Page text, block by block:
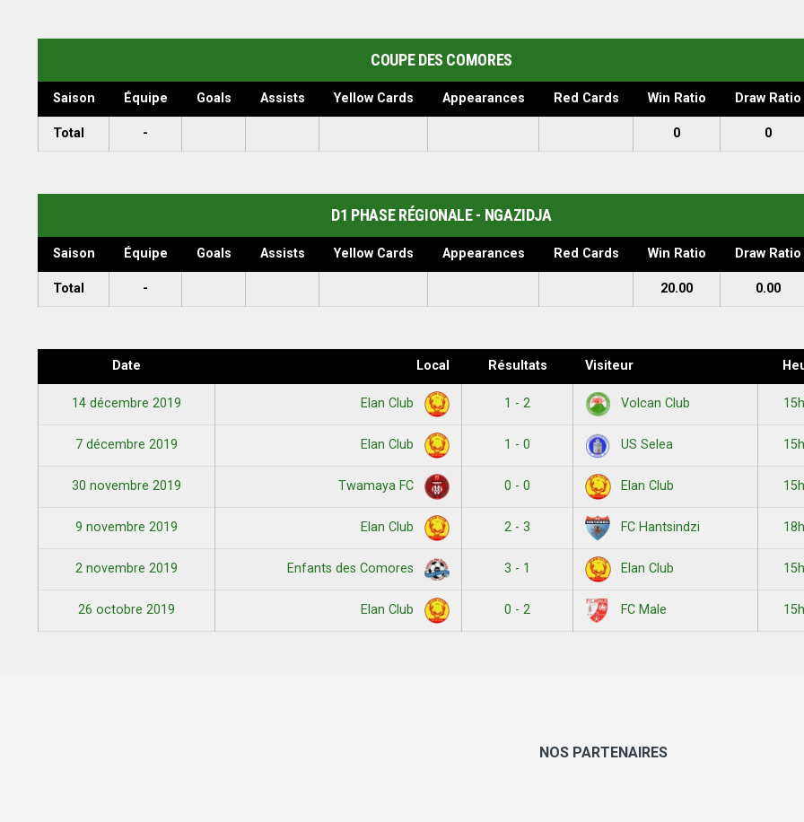
COUPE DES COMORES
Saison Équipe Goals Assists Yellow Cards Appearances Red Cards Win Ratio Draw Ratio
Total - 0 0
D1 PHASE RÉGIONALE - NGAZIDJA
Saison Équipe Goals Assists Yellow Cards Appearances Red Cards Win Ratio Draw Ratio
Total - 20.00 0.00
Date Local Résultats Visiteur
14 décembre 2019 Elan Club 1 - 2 Volcan Club
7 décembre 2019 Elan Club 1 - 0 US Selea
30 novembre 2019 Twamaya FC 0 - 0 Elan Club
9 novembre 2019 Elan Club 2 - 3 FC Hantsindzi
2 novembre 2019 Enfants des Comores 3 - 1 Elan Club
26 octobre 2019 Elan Club 0 - 2 FC Male
NOS PARTENAIRES